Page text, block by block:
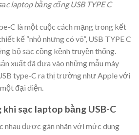
laptop bằng cổng USB TYPE C
C là một cuộc cách mạng trong kết
kế “nhỏ nhưng có võ”, USB TYPE C
bộ sạc cồng kềnh truyền thống.
xuất đã đưa vào những mẫu máy
type-C ra thị trường như Apple với
đại diện.
sạc laptop bằng USB-C
nhau được gán nhãn với mức dung